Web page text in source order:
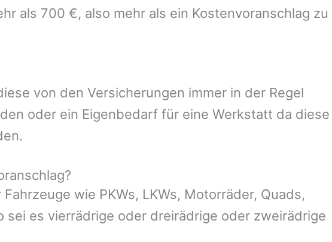
als 700 €, also mehr als ein Kostenvoranschlag zu
von den Versicherungen immer in der Regel
oder ein Eigenbedarf für eine Werkstatt da diese
wie PKWs, LKWs, Motorräder, Quads,
sei es vierrädrige oder dreirädrige oder zweirädrige